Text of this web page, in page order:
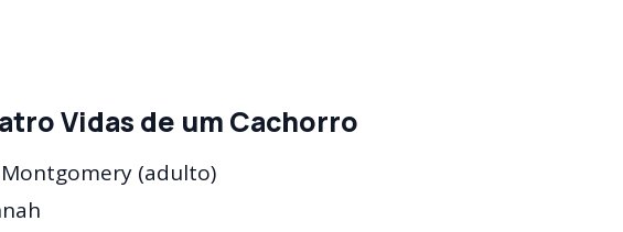
Vidas de um Cachorro
(adulto)